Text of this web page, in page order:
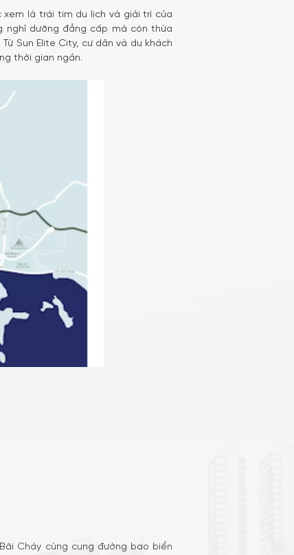
xem là trái tim du lịch và giải trí của
nghỉ dưỡng đẳng cấp mà còn thừa
Sun Elite City, cư dân và du khách
thời gian ngắn.
Cháy cùng cung đường bao biển